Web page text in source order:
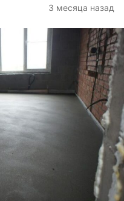
3 месяца назад